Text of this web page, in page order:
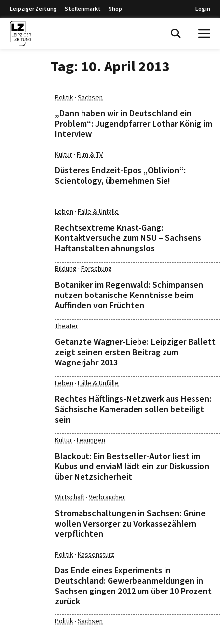
Leipziger Zeitung Stellenmarkt Shop Login
Tag: 10. April 2013
Politik· Sachsen
„Dann haben wir in Deutschland ein
Problem“: Jugendpfarrer Lothar König im
Interview
Kultur· Film & TV
Düsteres Endzeit-Epos „Oblivion“:
Scientology, übernehmen Sie!
Leben · Fälle & Unfälle
Rechtsextreme Knast-Gang:
Kontaktversuche zum NSU – Sachsens
Haftanstalten ahnungslos
Bildung · Forschung
Botaniker im Regenwald: Schimpansen
nutzen botanische Kenntnisse beim
Auffinden von Früchten
Theater
Getanzte Wagner-Liebe: Leipziger Ballett
zeigt seinen ersten Beitrag zum
Wagnerjahr 2013
Leben · Fälle & Unfälle
Rechtes Häftlings-Netzwerk aus Hessen:
Sächsische Kameraden sollen beteiligt
sein
Kultur· Lesungen
Blackout: Ein Bestseller-Autor liest im
Kubus und enviaM lädt ein zur Diskussion
über Netzsicherheit
Wirtschaft· Verbraucher
Stromabschaltungen in Sachsen: Grüne
wollen Versorger zu Vorkassezählern
verpflichten
Politik· Kassensturz
Das Ende eines Experiments in
Deutschland: Gewerbeanmeldungen in
Sachsen gingen 2012 um über 10 Prozent
zurück
Politik· Sachsen